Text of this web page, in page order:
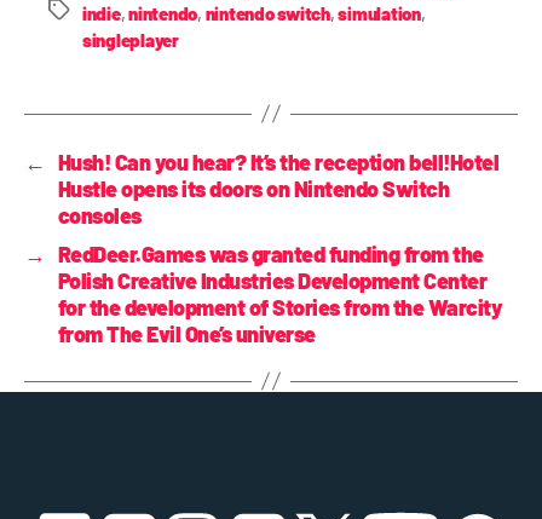
indie,nintendo, nintendo switch,simulation,
singleplayer
← Hush! Can you hear? It’s the reception bell!Hotel
Hustle opens its doors on Nintendo Switch
consoles
→ RedDeer.Games was granted funding from the
Polish Creative Industries Development Center
for the development of Stories from the Warcity
from The Evil One’s universe